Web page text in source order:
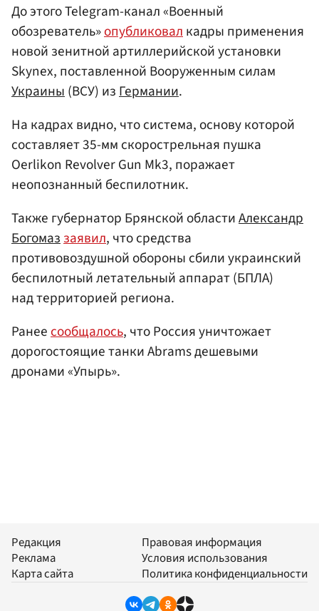
До этого Telegram-канал «Военный
обозреватель»опубликовалкадры применения
новой зенитной артиллерийской установки
Skynex, поставленной Вооруженным силам
Украины(ВСУ) изГермании.
На кадрах видно, что система, основу которой
составляет 35-мм скорострельная пушка
Oerlikon Revolver Gun Mk3, поражает
неопознанный беспилотник.
Также губернатор Брянской областиАлександр
Богомаззаявил, что средства
противовоздушной обороны сбили украинский
беспилотный летательный аппарат (БПЛА)
над территорией региона.
Ранеесообщалось, что Россия уничтожает
дорогостоящие танки Abrams дешевыми
дронами «Упырь».
Редакция
Реклама
Карта сайта
Правовая информация
Условия использования
Политика конфиденциальности